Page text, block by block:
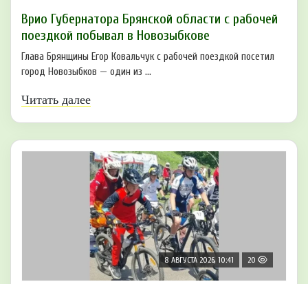
Врио Губернатора Брянской области с рабочей
поездкой побывал в Новозыбкове
Глава Брянщины Егор Ковальчук с рабочей поездкой посетил
город Новозыбков — один из ...
Читать далее
8 АВГУСТА 2026, 10:41 20